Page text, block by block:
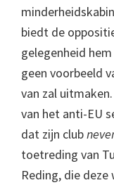
biedt de
gelegenheid
geen voorbeeld
van zal
van het anti-EU
dat zijn club
toetreding van
Reding, die